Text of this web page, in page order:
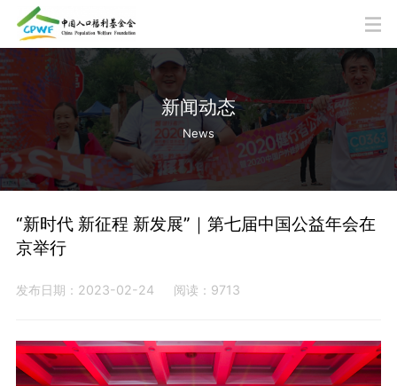
新闻动态
News
“新时代 新征程 新发展”｜第七届中国公益年会在
京举行
发布日期：2023-02-24 阅读：9713